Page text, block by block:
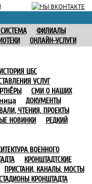
ФИЛИАЛЫ
ОНЛАЙН-УСЛУГИ
ИСТОРИЯ ЦБС
УСЛУГ
СМИ О НАШИХ
ДОКУМЕНТЫ
ЧТЕНИЯ, ПРОЕКТЫ
НОВИНКИ
РЕДКИЙ
ВОЕННОГО
КРОНШТАДТСКИЕ
ПРИСТАНИ, КАНАЛЫ, МОСТЫ
КРОНШТАДТА